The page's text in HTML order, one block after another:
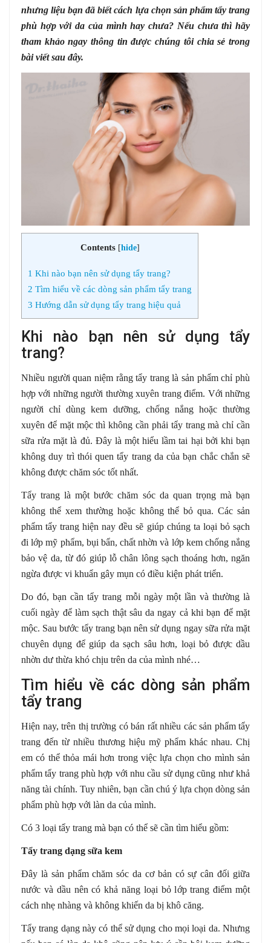
nhưng liệu bạn đã biết cách lựa chọn sản phẩm tẩy trang
phù hợp với da của mình hay chưa? Nếu chưa thì hãy
tham khảo ngay thông tin được chúng tôi chia sẻ trong
bài viết sau đây.
Contents [hide]
1 Khi nào bạn nên sử dụng tẩy trang?
2 Tìm hiểu về các dòng sản phẩm tẩy trang
3 Hướng dẫn sử dụng tẩy trang hiệu quả
Khi nào bạn nên sử dụng tẩy
trang?
Nhiều người quan niệm rằng tẩy trang là sản phẩm chỉ phù
hợp với những người thường xuyên trang điểm. Với những
người chỉ dùng kem dưỡng, chống nắng hoặc thường
xuyên để mặt mộc thì không cần phải tẩy trang mà chỉ cần
sữa rửa mặt là đủ. Đây là một hiểu lầm tai hại bởi khi bạn
không duy trì thói quen tẩy trang da của bạn chắc chắn sẽ
không được chăm sóc tốt nhất.
Tẩy trang là một bước chăm sóc da quan trọng mà bạn
không thể xem thường hoặc không thể bỏ qua. Các sản
phẩm tẩy trang hiện nay đều sẽ giúp chúng ta loại bỏ sạch
đi lớp mỹ phẩm, bụi bẩn, chất nhờn và lớp kem chống nắng
bảo vệ da, từ đó giúp lỗ chân lông sạch thoáng hơn, ngăn
ngừa được vi khuẩn gây mụn có điều kiện phát triển.
Do đó, bạn cần tẩy trang mỗi ngày một lần và thường là
cuối ngày để làm sạch thật sâu da ngay cả khi bạn để mặt
mộc. Sau bước tẩy trang bạn nên sử dụng ngay sữa rửa mặt
chuyên dụng để giúp da sạch sâu hơn, loại bỏ được dầu
nhờn dư thừa khó chịu trên da của mình nhé…
Tìm hiểu về các dòng sản phẩm
tẩy trang
Hiện nay, trên thị trường có bán rất nhiều các sản phẩm tẩy
trang đến từ nhiều thương hiệu mỹ phẩm khác nhau. Chị
em có thể thỏa mái hơn trong việc lựa chọn cho mình sản
phẩm tẩy trang phù hợp với nhu cầu sử dụng cũng như khả
năng tài chính. Tuy nhiên, bạn cần chú ý lựa chọn dòng sản
phẩm phù hợp với làn da của mình.
Có 3 loại tẩy trang mà bạn có thể sẽ cần tìm hiểu gồm:
Tẩy trang dạng sữa kem
Đây là sản phẩm chăm sóc da cơ bản có sự cân đối giữa
nước và dầu nên có khả năng loại bỏ lớp trang điểm một
cách nhẹ nhàng và không khiến da bị khô căng.
Tẩy trang dạng này có thể sử dụng cho mọi loại da. Nhưng